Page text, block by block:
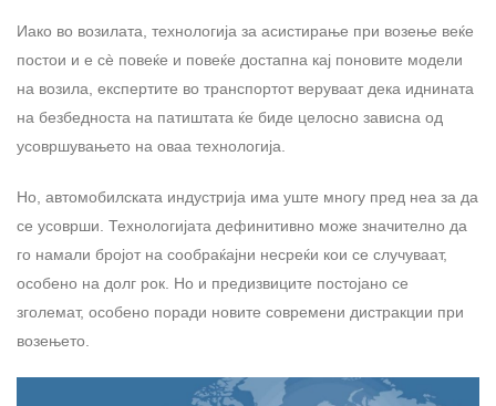
Иако во возилата, технологија за асистирање при возење веќе
постои и е сè повеќе и повеќе достапна кај поновите модели
на возила, експертите во транспортот веруваат дека иднината
на безбедноста на патиштата ќе биде целосно зависна од
усовршувањето на оваа технологија.
Но, автомобилската индустрија има уште многу пред неа за да
се усоврши. Технологијата дефинитивно може значително да
го намали бројот на сообраќајни несреќи кои се случуваат,
особено на долг рок. Но и предизвиците постојано се
зголемат, особено поради новите современи дистракции при
возењето.